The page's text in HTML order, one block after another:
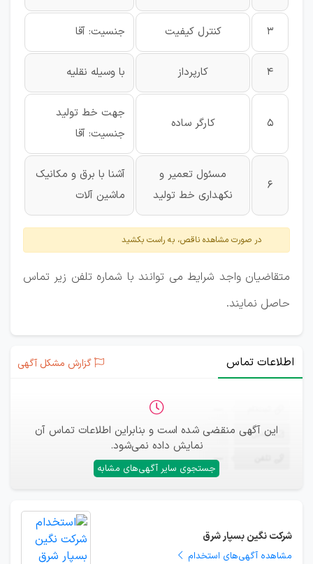
3 کنترل کیفیت جنسیت: آقا
4 کارپرداز با وسیله نقلیه
5 کارگر ساده
جهت خط تولید
جنسیت: آقا
6
مسئول تعمیر و
نکهداری خط تولید
آشنا با برق و مکانیک
ماشین آلات
در صورت مشاهده ناقص، به راست بکشید
متقاضیان واجد شرایط می توانند با شماره تلفن زیر تماس
حاصل نمایند.
اطلاعات تماس گزارش مشکل آگهی
این آگهی منقضی شده است و بنابراین اطلاعات تماس آن
نمایش داده نمی‌شود.
جستجوی سایر آگهی‌های مشابه
ایمیل —
—
شرکت نگین بسپار شرق
مشاهده آگهی‌های استخدام